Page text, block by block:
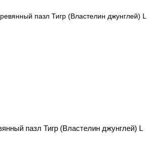
пазл Тигр (Властелин джунглей) L